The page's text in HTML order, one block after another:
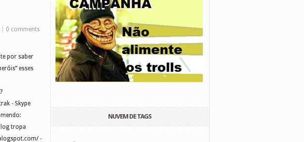
0 comments
por saber
esses
- Skype
tropa
-
NUVEM DE TAGS